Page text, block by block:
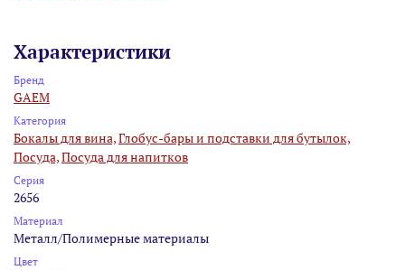
Характеристики
Бренд
GAEM
Категория
Бокалы для вина,Глобус-бары и подставки для бутылок,
Посуда,Посуда для напитков
Серия
2656
Материал
Металл/Полимерные материалы
Цвет